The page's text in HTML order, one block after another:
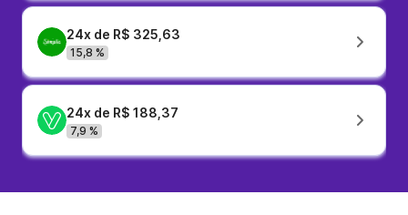
24x de R$ 325,63
15,8 %
24x de R$ 188,37
7,9 %